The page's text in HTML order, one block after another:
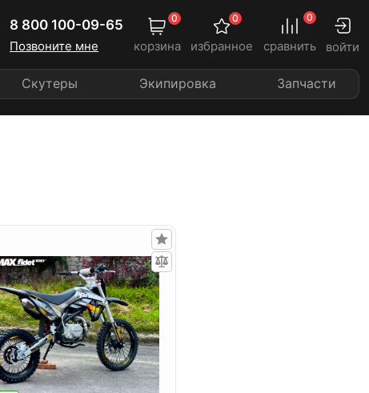
8 800 100-09-65
Позвоните мне корзина
0
избранное
0
сравнить
0
войти
Скутеры Экипировка Запчасти